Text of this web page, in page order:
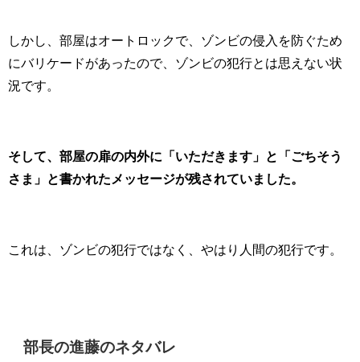
しかし、部屋はオートロックで、ゾンビの侵入を防ぐため
にバリケードがあったので、ゾンビの犯行とは思えない状
況です。
そして、部屋の扉の内外に「いただきます」と「ごちそう
さま」と書かれたメッセージが残されていました。
これは、ゾンビの犯行ではなく、やはり人間の犯行です。
部長の進藤のネタバレ